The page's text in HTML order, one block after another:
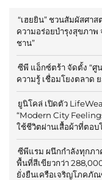
“เฮยยิน” ชวนสัมผัสศา
ความอร่อยบำรุงสุขภา
ชาน”
ซีพี แอ็กซ์ตร้า จัดตั้ง “ศู
ความรู้ เชื่อมโยงตลาด
ยูนิโคล่ เปิดตัว
“Modern City
ใช้ชีวิตผ่านเสื้อผ้าที่ตอบ
ซีพีแรม ผนึกกำลังทุกภา
พื้นที่สีเขียวกว่า
ยั่งยืนเครือเจริญโภคภั